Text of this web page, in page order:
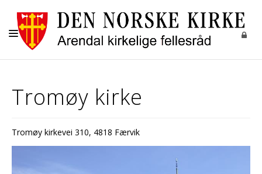
KIRKENE
MENIGHETENE
Tromøy kirke
Tromøy kirkevei 310, 4818 Færvik